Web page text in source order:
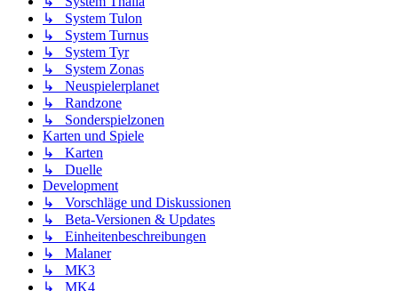
↳ System Tulon
↳ System Turnus
↳ System Tyr
↳ System Zonas
↳ Neuspielerplanet
↳ Randzone
↳ Sonderspielzonen
Karten und Spiele
↳ Karten
↳ Duelle
Development
↳ Vorschläge und Diskussionen
↳ Beta-Versionen & Updates
↳ Einheitenbeschreibungen
↳ Malaner
↳ MK3
↳ MK4